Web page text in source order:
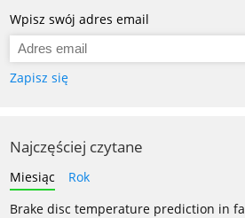
Wpisz swój adres email
Zapisz się
Najczęściej czytane
Miesiąc
Rok
Brake disc temperature prediction in